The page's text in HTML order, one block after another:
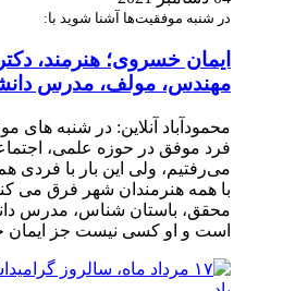
در شنبه موفقیت‌ها آشنا شوید با:
ایمان خسروی؛ هنرمند،
مهندس، مولف، مدرس
محمودآباد آنلاین: در شنبه
فرد موفق در حوزه علمی،
می‌رفتیم، ولی این بار با
با همه هنرمندان شهر فرق می
محقق، باستان شناس، مدرس
است و او کسی نیست جز